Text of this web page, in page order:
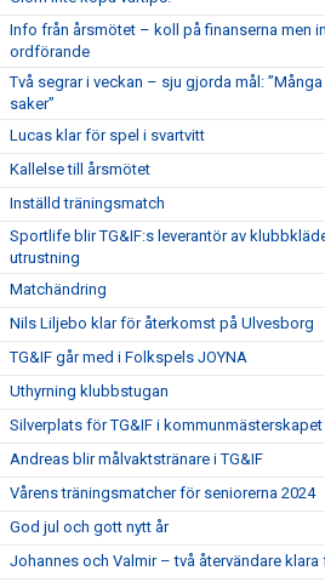
Info från årsmötet – koll på finanserna men
ordförande
Två segrar i veckan – sju gjorda mål:
saker”
Lucas klar för spel i svartvitt
Kallelse till årsmötet
Inställd träningsmatch
Sportlife blir TG&IF:s leverantör av
utrustning
Matchändring
Nils Liljebo klar för återkomst på Ulvesborg
TG&IF går med i Folkspels JOYNA
Uthyrning klubbstugan
Silverplats för TG&IF i kommunmästerskapet
Andreas blir målvaktstränare i TG&IF
Vårens träningsmatcher för seniorerna 2024
God jul och gott nytt år
Johannes och Valmir – två återvändare